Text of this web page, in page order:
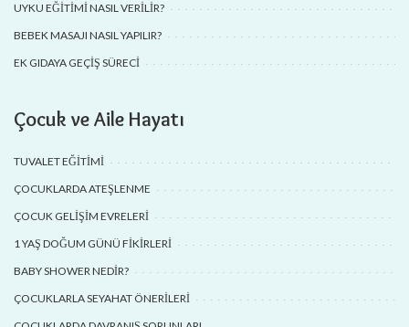
UYKU EĞITIMI NASIL VERILIR?
BEBEK MASAJI NASIL YAPILIR?
EK GIDAYA GEÇIŞ SÜRECI
Çocuk ve Aile Hayatı
TUVALET EĞITIMI
ÇOCUKLARDA ATEŞLENME
ÇOCUK GELIŞIM EVRELERI
1 YAŞ DOĞUM GÜNÜ FIKIRLERI
BABY SHOWER NEDIR?
ÇOCUKLARLA SEYAHAT ÖNERILERI